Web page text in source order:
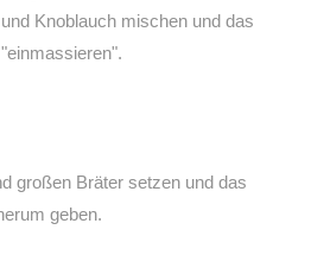
Knoblauch mischen und das
großen Bräter setzen und das
geben.